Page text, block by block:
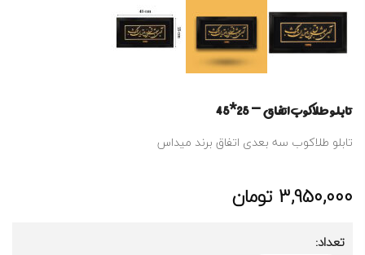
تابلو طلاکوب اتفاق – 25*45
تابلو طلاکوب سه بعدی اتفاق برند میداس
3,950,000 تومان
تعداد: